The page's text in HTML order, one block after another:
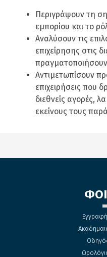
Περιγράψουν τη
εμπορίου και το
Αναλύσουν τις
επιχείρησης στις
πραγματοποιήσουν
Αντιμετωπίσουν
επιχειρήσεις που
διεθνείς αγορές,
εκείνους τους